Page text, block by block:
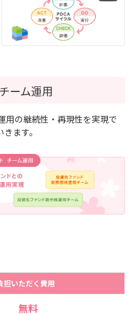
ーム運用
用の継続性・再現性を実現で
ます。
担いただく費用
無料